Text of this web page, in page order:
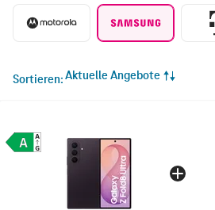
Sortieren Aktuelle Angebote